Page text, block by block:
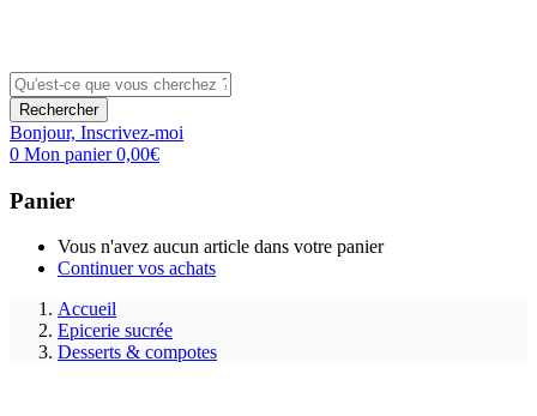
Rechercher
Bonjour, Inscrivez-moi
0 Mon panier0,00€
Panier
Vous n'avez aucun article dans votre panier
Continuer vos achats
Accueil
Epicerie sucrée
Desserts & compotes